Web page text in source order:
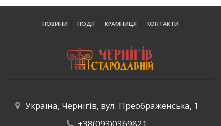
НОВИНИ ПОДІЇ КРАМНИЦЯ КОНТАКТИ
Україна, Чернігів, вул. Преображенська, 1
+38(093)0369821